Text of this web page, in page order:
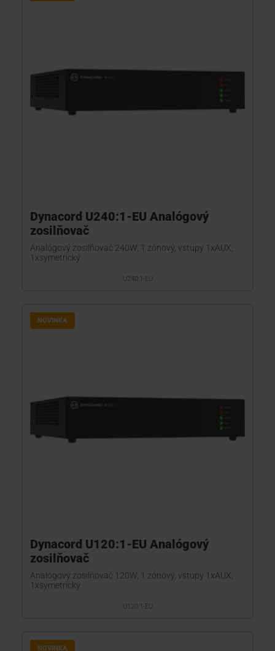
Dynacord U240:1-EU Analógový
zosilňovač
Analógový zosilňovač 240W, 1 zónový, vstupy 1xAUX,
1xsymetrický
U240:1-EU
NOVINKA
Dynacord U120:1-EU Analógový
zosilňovač
Analógový zosilňovač 120W, 1 zónový, vstupy 1xAUX,
1xsymetrický
U120:1-EU
NOVINKA